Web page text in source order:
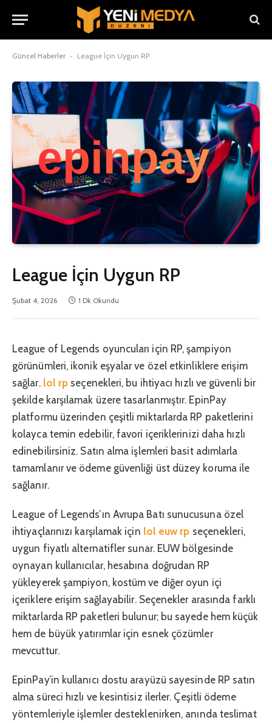
Güncel Haberler - League İçin Uygun RP
League İçin Uygun RP
Şubat 4, 2026 1 Dk Okundu
League of Legends oyuncuları için RP, şampiyon
görünümleri, ikonik eşyalar ve özel etkinliklere erişim
sağlar. lol rp seçenekleri, bu ihtiyacı hızlı ve güvenli bir
şekilde karşılamak üzere tasarlanmıştır. EpinPay
platformu üzerinden çeşitli miktarlarda RP paketlerini
kolayca temin edebilir, favori içeriklerinizi daha hızlı
edinebilirsiniz. Satın alma işlemleri basit adımlarla
tamamlanır ve ödeme güvenliği üst düzey koruma ile
sağlanır.
League of Legends’ın Avrupa Batı sunucusuna özel
ihtiyaçlarınızı karşılamak için lol euw rp seçenekleri,
uygun fiyatlı alternatifler sunar. EUW bölgesinde
oynayan kullanıcılar, hesabına doğrudan RP
yükleyerek şampiyon, kostüm ve diğer oyun içi
içeriklere erişim sağlayabilir. Seçenekler arasında farklı
miktarlarda RP paketleri bulunur; bu sayede hem küçük
hem de büyük yatırımlar için esnek çözümler
mevcuttur.
EpinPay’in kullanıcı dostu arayüzü sayesinde RP satın
alma süreci hızlı ve kesintisiz ilerler. Çeşitli ödeme
yöntemleriyle işlemler desteklenirken, anında teslimat